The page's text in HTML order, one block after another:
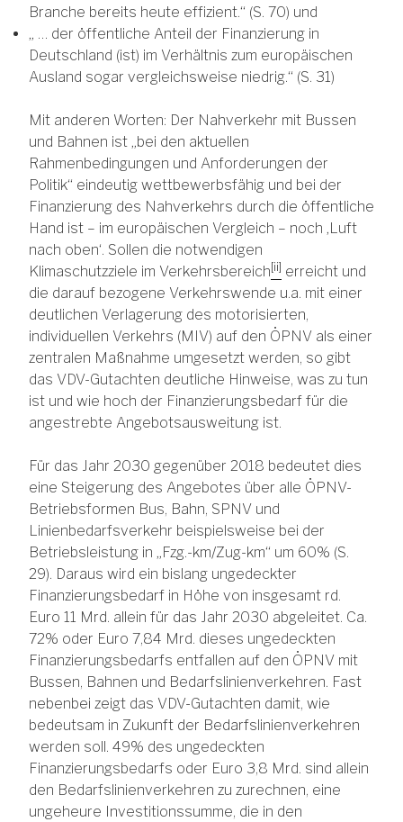
Branche bereits heute effizient.“ (S. 70) und
„ … der öffentliche Anteil der Finanzierung in
Deutschland (ist) im Verhältnis zum europäischen
Ausland sogar vergleichsweise niedrig.“ (S. 31)
Mit anderen Worten: Der Nahverkehr mit Bussen
und Bahnen ist „bei den aktuellen
Rahmenbedingungen und Anforderungen der
Politik“ eindeutig wettbewerbsfähig und bei der
Finanzierung des Nahverkehrs durch die öffentliche
Hand ist – im europäischen Vergleich – noch ‚Luft
nach oben‘. Sollen die notwendigen
Klimaschutzziele im Verkehrsbereich [ii] erreicht und
die darauf bezogene Verkehrswende u.a. mit einer
deutlichen Verlagerung des motorisierten,
individuellen Verkehrs (MIV) auf den ÖPNV als einer
zentralen Maßnahme umgesetzt werden, so gibt
das VDV-Gutachten deutliche Hinweise, was zu tun
ist und wie hoch der Finanzierungsbedarf für die
angestrebte Angebotsausweitung ist.
Für das Jahr 2030 gegenüber 2018 bedeutet dies
eine Steigerung des Angebotes über alle ÖPNV-
Betriebsformen Bus, Bahn, SPNV und
Linienbedarfsverkehr beispielsweise bei der
Betriebsleistung in „Fzg.-km/Zug-km“ um 60% (S.
29). Daraus wird ein bislang ungedeckter
Finanzierungsbedarf in Höhe von insgesamt rd.
Euro 11 Mrd. allein für das Jahr 2030 abgeleitet. Ca.
72% oder Euro 7,84 Mrd. dieses ungedeckten
Finanzierungsbedarfs entfallen auf den ÖPNV mit
Bussen, Bahnen und Bedarfslinienverkehren. Fast
nebenbei zeigt das VDV-Gutachten damit, wie
bedeutsam in Zukunft der Bedarfslinienverkehren
werden soll. 49% des ungedeckten
Finanzierungsbedarfs oder Euro 3,8 Mrd. sind allein
den Bedarfslinienverkehren zu zurechnen, eine
ungeheure Investitionssumme, die in den